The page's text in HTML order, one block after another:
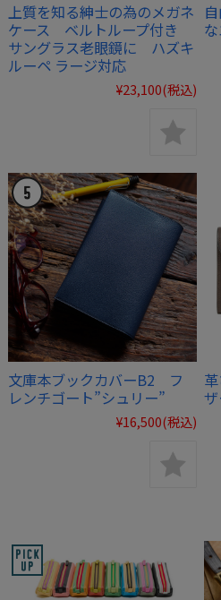
上質を知る紳士の為のメガネ
ケース ベルトループ付き
サングラス老眼鏡に ハズキ
ルーペ ラージ対応
¥23,100(税込)
文庫本ブックカバーB2 フ
レンチゴート”シュリー”
¥16,500(税込)